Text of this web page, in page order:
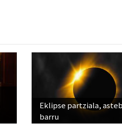
Eklipse partziala,
barru